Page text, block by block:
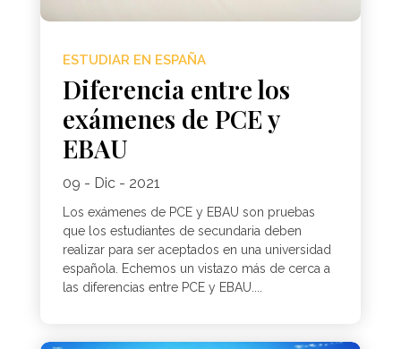
ESTUDIAR EN ESPAÑA
Diferencia entre los
exámenes de PCE y
EBAU
09 - Dic - 2021
Los exámenes de PCE y EBAU son pruebas
que los estudiantes de secundaria deben
realizar para ser aceptados en una universidad
española. Echemos un vistazo más de cerca a
las diferencias entre PCE y EBAU....